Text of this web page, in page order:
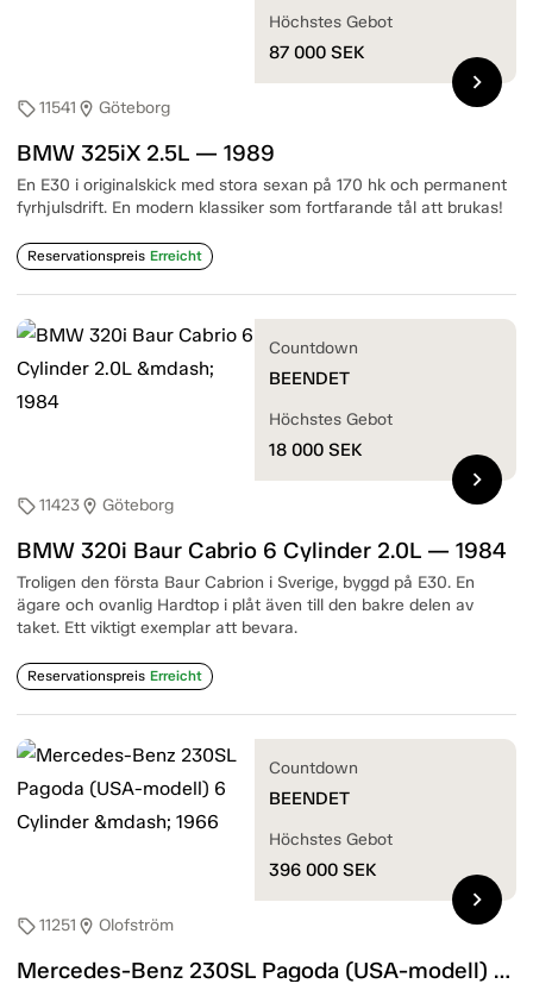
sell11541 location_on Göteborg
BMW 325iX 2.5L — 1989
En E30 i originalskick med stora sexan på 170 hk och permanent
fyrhjulsdrift. En modern klassiker som fortfarande tål att brukas!
Reservationspreis Erreicht
Höchstes Gebot
87 000 SEK
chevron_right
sell11423location_on Göteborg
BMW 320i Baur Cabrio 6 Cylinder 2.0L — 1984
Troligen den första Baur Cabrion i Sverige, byggd på E30. En
ägare och ovanlig Hardtop i plåt även till den bakre delen av
taket. Ett viktigt exemplar att bevara.
Reservationspreis Erreicht
Countdown
BEENDET
Höchstes Gebot
18 000 SEK
chevron_right
sell11251 location_on Olofström
Mercedes-Benz 230SL Pagoda (USA-modell) 6 Cylinder — 1966
Countdown
BEENDET
Höchstes Gebot
396 000 SEK
chevron_right